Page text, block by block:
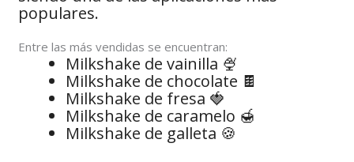
populares.
Entre las más vendidas se encuentran:
Milkshake de vainilla 🍨
Milkshake de chocolate 🍫
Milkshake de fresa 🍓
Milkshake de caramelo 🍯
Milkshake de galleta 🍪